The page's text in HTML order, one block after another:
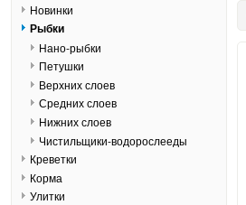
Новинки
Рыбки
Нано-рыбки
Петушки
Верхних слоев
Средних слоев
Нижних слоев
Чистильщики-водорослееды
Креветки
Корма
Улитки